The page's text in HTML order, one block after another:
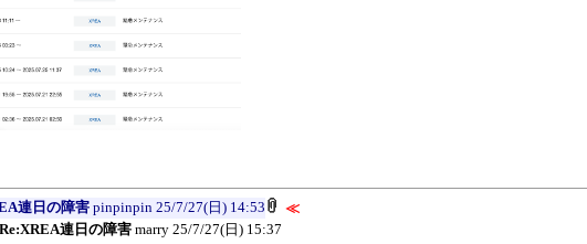
連日の障害pinpinpin 25/7/27(日) 14:53
≪
Re:XREA連日の障害 marry 25/7/27(日) 15:37